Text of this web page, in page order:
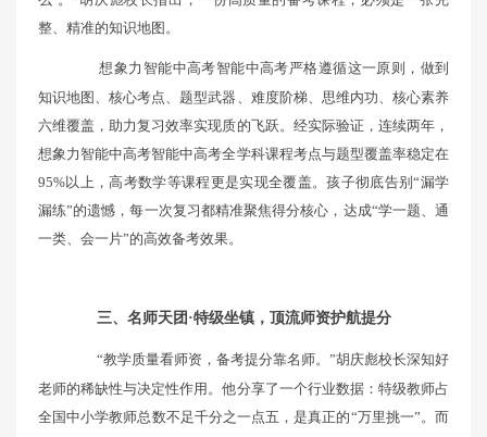
整、精准的知识地图。
想象力智能中高考智能中高考严格遵循这一原则，做到
知识地图、核心考点、题型武器、难度阶梯、思维内功、核心素养
六维覆盖，助力复习效率实现质的飞跃。经实际验证，连续两年，
想象力智能中高考智能中高考全学科课程考点与题型覆盖率稳定在
95%以上，高考数学等课程更是实现全覆盖。孩子彻底告别“漏学
漏练”的遗憾，每一次复习都精准聚焦得分核心，达成“学一题、通
一类、会一片”的高效备考效果。
三、名师天团·特级坐镇，顶流师资护航提分
“教学质量看师资，备考提分靠名师。”胡庆彪校长深知好
老师的稀缺性与决定性作用。他分享了一个行业数据：特级教师占
全国中小学教师总数不足千分之一点五，是真正的“万里挑一”。而